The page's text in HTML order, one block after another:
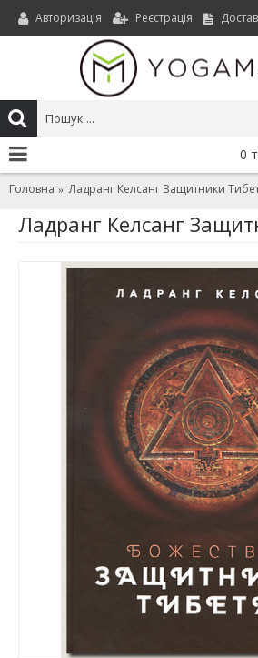
Авторизація Реєстрація
0
Головна Ладранг Келсанг Защитники
Ладранг Келсанг